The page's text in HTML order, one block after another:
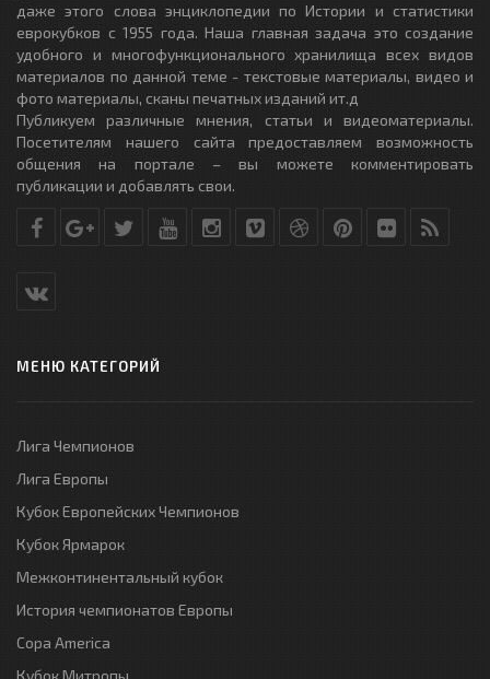
даже этого слова энциклопедии по Истории и статистики
еврокубков с 1955 года. Наша главная задача это создание
удобного и многофункционального хранилища всех видов
материалов по данной теме - текстовые материалы, видео и
фото материалы, сканы печатных изданий ит.д
Публикуем различные мнения, статьи и видеоматериалы.
Посетителям нашего сайта предоставляем возможность
общения на портале – вы можете комментировать
публикации и добавлять свои.
МЕНЮ КАТЕГОРИЙ
Лига Чемпионов
Лига Европы
Кубок Европейских Чемпионов
Кубок Ярмарок
Межконтинентальный кубок
История чемпионатов Европы
Copa America
Кубок Митропы